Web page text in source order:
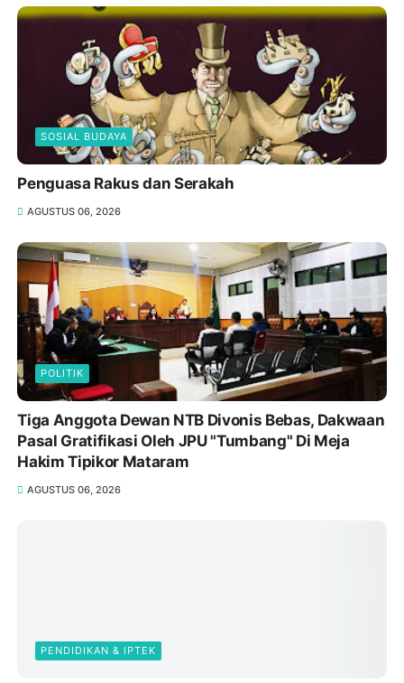
SOSIAL BUDAYA
Penguasa Rakus dan Serakah
AGUSTUS 06, 2026
POLITIK
Tiga Anggota Dewan NTB Divonis Bebas, Dakwaan
Pasal Gratifikasi Oleh JPU "Tumbang" Di Meja
Hakim Tipikor Mataram
AGUSTUS 06, 2026
PENDIDIKAN & IPTEK